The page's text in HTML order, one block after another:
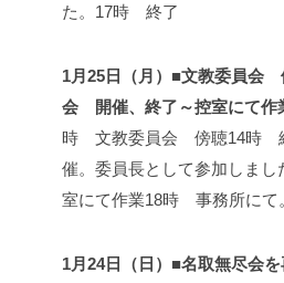
た。 17時 終了
1月25日（月）■文教委員会
会 開催、終了～控室にて作
時 文教委員会 傍聴14時
催。委員長として参加しまし
室にて作業18時 事務所にて
1月24日（日）■名取無尽会